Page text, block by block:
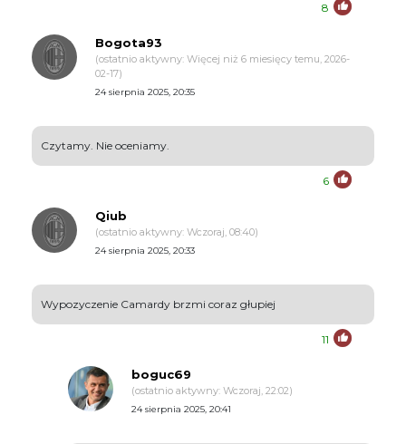
8
Bogota93
(ostatnio aktywny: Więcej niż 6 miesięcy temu, 2026-
02-17)
24 sierpnia 2025, 20:35
Czytamy. Nie oceniamy.
6
Qiub
(ostatnio aktywny: Wczoraj, 08:40)
24 sierpnia 2025, 20:33
Wypozyczenie Camardy brzmi coraz głupiej
11
boguc69
(ostatnio aktywny: Wczoraj, 22:02)
24 sierpnia 2025, 20:41